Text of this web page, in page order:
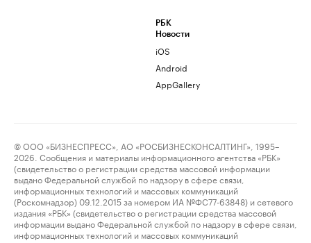
РБК
Новости
iOS
Android
AppGallery
© ООО «БИЗНЕСПРЕСС», АО «РОСБИЗНЕСКОНСАЛТИНГ», 1995–
2026. Сообщения и материалы информационного агентства «РБК»
(свидетельство о регистрации средства массовой информации
выдано Федеральной службой по надзору в сфере связи,
информационных технологий и массовых коммуникаций
(Роскомнадзор) 09.12.2015 за номером ИА №ФС77-63848) и сетевого
издания «РБК» (свидетельство о регистрации средства массовой
информации выдано Федеральной службой по надзору в сфере связи,
информационных технологий и массовых коммуникаций